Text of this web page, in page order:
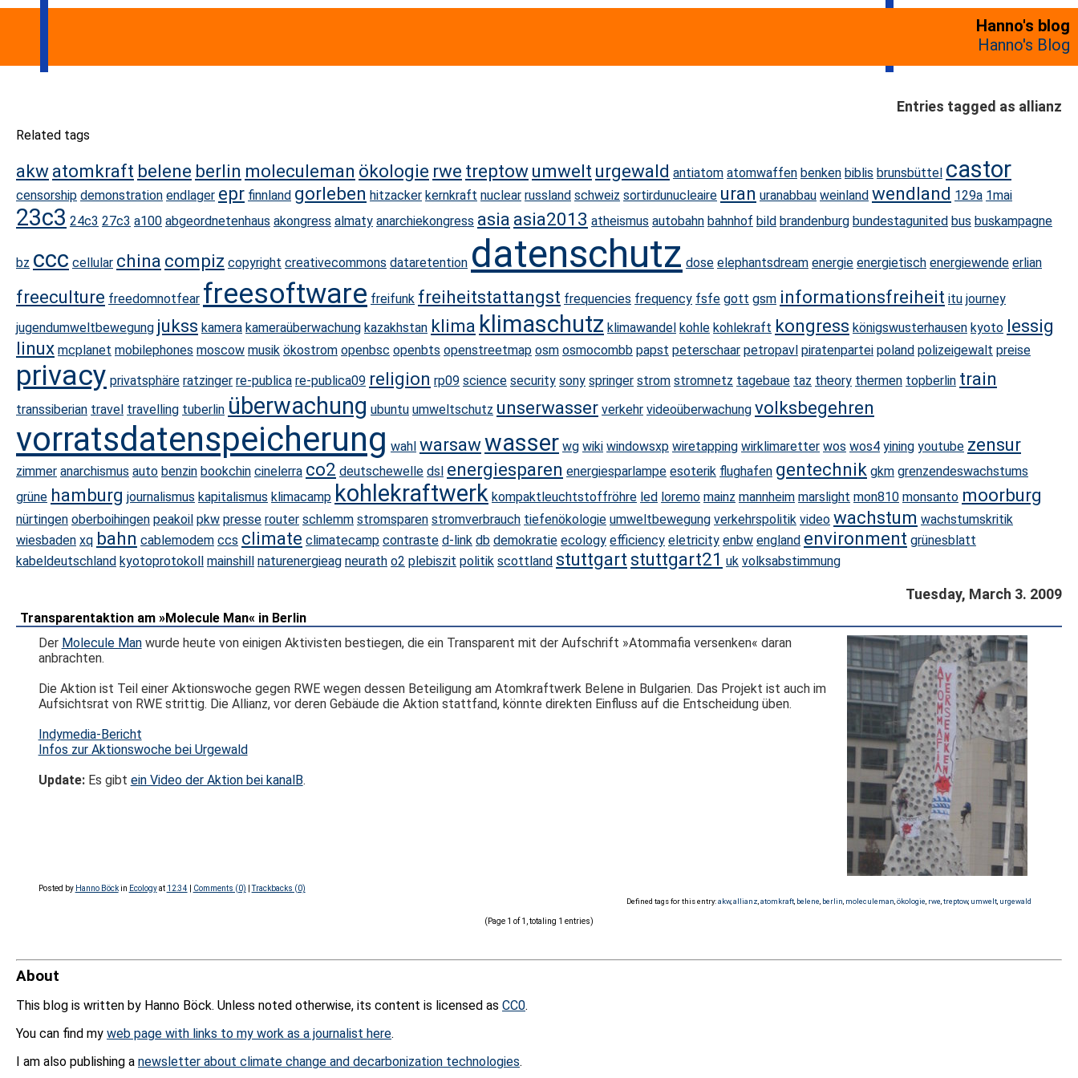
Hanno's blog
Hanno's Blog
Entries tagged as allianz
Related tags
akwatomkraft belene berlin moleculeman ökologie rwe treptowumwelt urgewald antiatom atomwaffen benken biblis brunsbüttel castor
censorship demonstration endlager epr finnland gorleben hitzacker kernkraft nuclear russland schweiz sortirdunucleaire uran uranabbau weinland wendland 129a 1mai
23c3 24c3 27c3 a100 abgeordnetenhaus akongress almaty anarchiekongress asia asia2013 atheismus autobahn bahnhof bild brandenburg bundestagunited bus buskampagne
bz ccc cellular china compiz copyright creativecommons dataretention datenschutz dose elephantsdream energie energietisch energiewende erlian
freeculture freedomnotfear freesoftware freifunk freiheitstattangst frequencies frequency fsfe gott gsm informationsfreiheit itu journey
jugendumweltbewegung jukss kamera kameraüberwachung kazakhstan klima klimaschutz klimawandel kohle kohlekraft kongress königswusterhausen kyoto lessig
linux mcplanet mobilephones moscow musik ökostrom openbsc openbts openstreetmap osm osmocombb papst peterschaar petropavl piratenpartei poland polizeigewalt preise
privacy privatsphäre ratzinger re-publica re-publica09 religion rp09 science security sony springer strom stromnetz tagebaue taz theory thermen topberlin train
transsiberian travel travelling tuberlin überwachung ubuntu umweltschutz unserwasser verkehr videoüberwachung volksbegehren
vorratsdatenspeicherung wahl warsawwasser wg wiki windowsxp wiretapping wirklimaretter wos wos4 yining youtube zensur
zimmer anarchismus auto benzin bookchin cinelerra co2 deutschewelle dsl energiesparen energiesparlampe esoterik flughafen gentechnik gkm grenzendeswachstums
grüne hamburg journalismus kapitalismus klimacamp kohlekraftwerk kompaktleuchtstoffröhre led loremo mainz mannheim marslight mon810 monsanto moorburg
nürtingen oberboihingen peakoil pkw presse router schlemm stromsparen stromverbrauch tiefenökologie umweltbewegung verkehrspolitik video wachstum wachstumskritik
wiesbaden xq bahn cablemodem ccs climate climatecamp contraste d-link db demokratie ecology efficiency eletricity enbw england environment grünesblatt
kabeldeutschland kyotoprotokoll mainshill naturenergieag neurath o2 plebiszit politik scottland stuttgart stuttgart21 uk volksabstimmung
Tuesday, March 3. 2009
Transparentaktion am »Molecule Man« in Berlin
Der Molecule Manwurde heute von einigen Aktivisten bestiegen, die ein Transparent mit der Aufschrift »Atommafia versenken« daran
anbrachten.
Die Aktion ist Teil einer Aktionswoche gegen RWE wegen dessen Beteiligung am Atomkraftwerk Belene in Bulgarien. Das Projekt ist auch im
Aufsichtsrat von RWE strittig. Die Allianz, vor deren Gebäude die Aktion stattfand, könnte direkten Einfluss auf die Entscheidung üben.
Indymedia-Bericht
Infos zur Aktionswoche bei Urgewald
Update:Es gibt ein Video der Aktion bei kanalB.
Posted by Hanno Böckin Ecologyat 12:34 Comments (0) |Trackbacks (0)
Defined tags for this entry:akw,allianz ,atomkraft belene berlin moleculeman ,ökologie rwe ,treptow, umwelt urgewald
(Page 1 of 1, totaling 1 entries)
About
This blog is written by Hanno Böck. Unless noted otherwise, its content is licensed as CC0.
You can find my web page with links to my work as a journalist here.
I am also publishing a newsletter about climate change and decarbonization technologies.